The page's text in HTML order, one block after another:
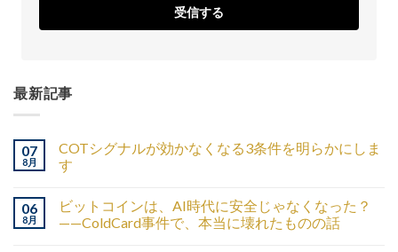
受信する
最新記事
07
8月
COTシグナルが効かなくなる3条件を明らかにしま
す
06
8月
ビットコインは、AI時代に安全じゃなくなった？
——ColdCard事件で、本当に壊れたものの話